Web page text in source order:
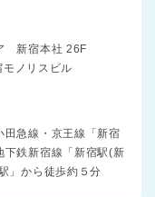
新宿本社 26F
ノリスビル
田急線・京王線「新宿
下鉄新宿線「新宿駅(新
」から徒歩約５分